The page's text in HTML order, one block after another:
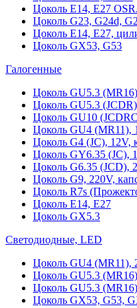
Цоколь Е14, Е27
Цоколь G23, G24d,
Цоколь Е14, Е27,
Цоколь GX53, G53
Галогенные
Цоколь GU5.3
Цоколь GU5.3
Цоколь GU10
Цоколь GU4 (MR11),
Цоколь G4 (JC), 12V,
Цоколь GY6.35 (JC),
Цоколь G6.35 (JCD),
Цоколь G9, 220V,
Цоколь R7s
Цоколь E14, E27
Цоколь GX5.3
Светодиодные, LED
Цоколь GU4 (MR11),
Цоколь GU5.3
Цоколь GU5.3
Цоколь GX53, G53,